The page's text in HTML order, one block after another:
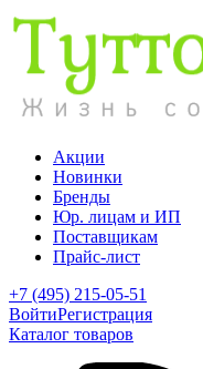
Акции
Новинки
Бренды
Юр. лицам и ИП
Поставщикам
Прайс-лист
+7 (495) 215-05-51
ВойтиРегистрация
Каталог товаров